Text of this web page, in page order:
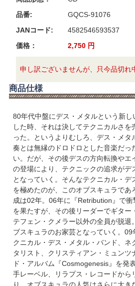
品番:
GQCS-91076
JANコード:
4582546593537
価格：
2,750 円
申し訳ございませんが、只今品切れ
商品仕様
80年代中盤にデス・メタルという新
した時、それは決してテクニカルさ
った。というよりむしろ、デス・メタ
奏とは無縁のドロドロとした音楽だっ
い。だが、その後デスの方向転換やエ
の登場により、テクニックの追求がデ
となっていく。そんなテクニカル・デ
を極めたのが、このオブスキュラであ
成は02年。06年に『Retribution』で
を果たすが、その後リーダーでギター
テフェン・クメラー以外の全員が脱退
ブスキュラのお家芸となっていく。
クニカル・デス・メタル・バンド、ネ
タリスト、クリスティアン・ミュンツ
ド・アルバム『Cosmogenesis』を発
手レーベル、リラプス・レコードから
り、オブスキュラの人気はさらに大き